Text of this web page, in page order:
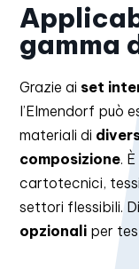
gamma
Grazie ai set
l’Elmendorf può
materiali di
composizione.
cartotecnici,
settori flessibili.
opzionali per